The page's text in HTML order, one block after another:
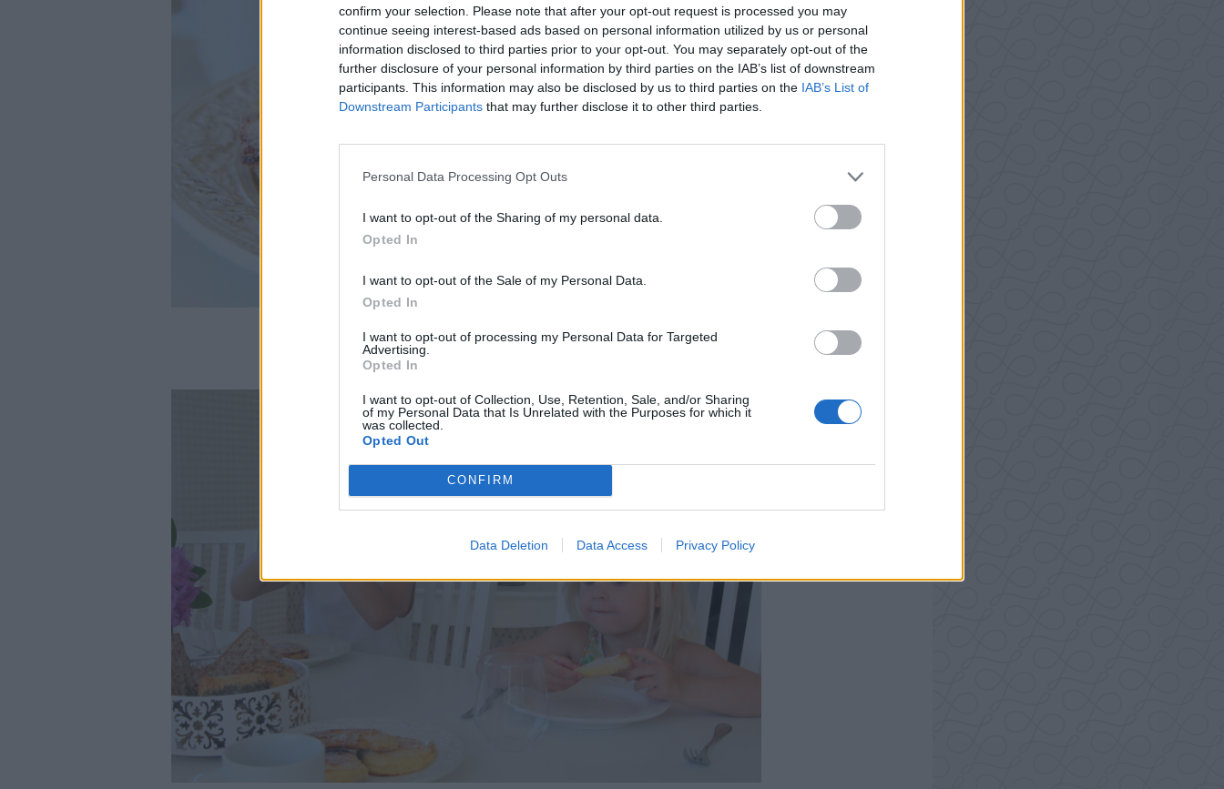
confirm your selection. Please note that after your opt-out request is processed you may
continue seeing interest-based ads based on personal information utilized by us or personal
information disclosed to third parties prior to your opt-out. You may separately opt-out of the
further disclosure of your personal information by third parties on the IAB’s list of downstream
participants. This information may also be disclosed by us to third parties on the IAB’s List of
Downstream Participants that may further disclose it to other third parties.
Personal Data Processing Opt Outs
I want to opt-out of the Sharing of my personal data.
Opted In
I want to opt-out of the Sale of my Personal Data.
Opted In
I want to opt-out of processing my Personal Data for Targeted
Advertising.
Opted In
I want to opt-out of Collection, Use, Retention, Sale, and/or Sharing
of my Personal Data that Is Unrelated with the Purposes for which it
was collected.
Opted Out
CONFIRM
Data Deletion Data Access Privacy Policy
Högsta betyg fick krabbelurerna av dessa busungar.